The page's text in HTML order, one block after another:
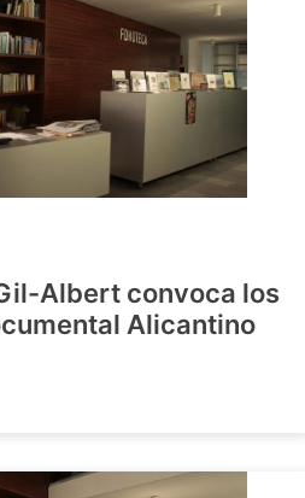
Albert convoca los
Alicantino